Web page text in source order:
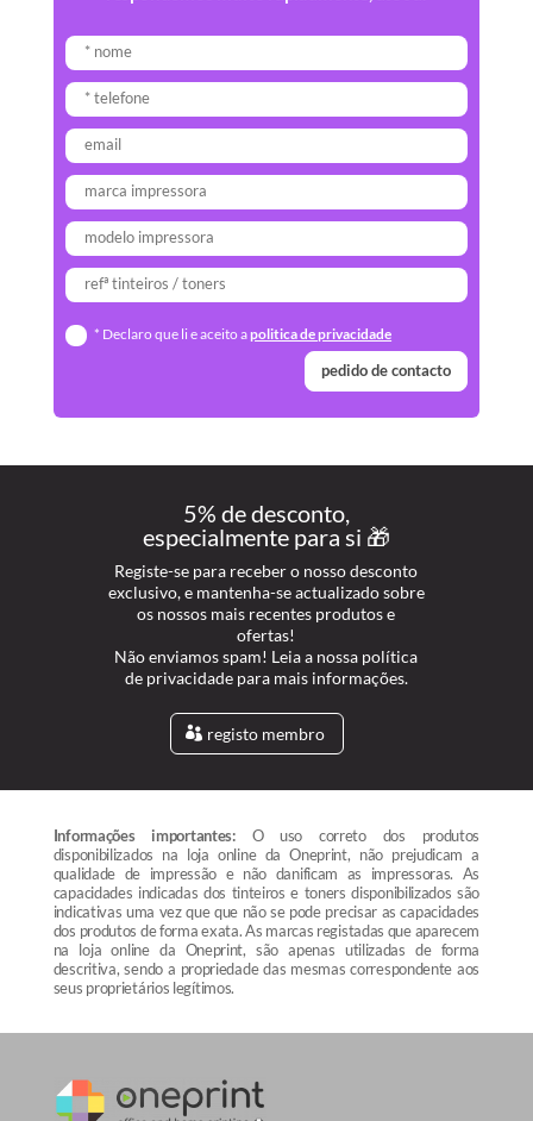
* Declaro que li e aceito apolitica de privacidade
pedido de contacto
5% de desconto,
especialmente para si 🎁
Registe-se para receber o nosso desconto
exclusivo, e mantenha-se actualizado sobre
os nossos mais recentes produtos e
ofertas!
Não enviamos spam! Leia a nossa política
de privacidade para mais informações.
registo membro
Informações importantes: O uso correto dos produtos
disponibilizados na loja online da Oneprint, não prejudicam a
qualidade de impressão e não danificam as impressoras. As
capacidades indicadas dos tinteiros e toners disponibilizados são
indicativas uma vez que que não se pode precisar as capacidades
dos produtos de forma exata. As marcas registadas que aparecem
na loja online da Oneprint, são apenas utilizadas de forma
descritiva, sendo a propriedade das mesmas correspondente aos
seus proprietários legítimos.